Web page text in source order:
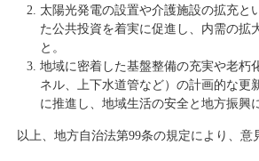
太陽光発電の設置や介護施設の拡充と
た公共投資を着実に促進し、内需の拡
と。
地域に密着した基盤整備の充実や老朽
ネル、上下水道管など）の計画的な更
に推進し、地域生活の安全と地方振興
以上、地方自治法第99条の規定により、意